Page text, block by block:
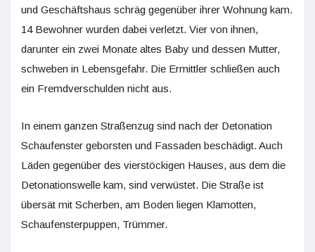
und Geschäftshaus schräg gegenüber ihrer Wohnung kam.
14 Bewohner wurden dabei verletzt. Vier von ihnen,
darunter ein zwei Monate altes Baby und dessen Mutter,
schweben in Lebensgefahr. Die Ermittler schließen auch
ein Fremdverschulden nicht aus.
In einem ganzen Straßenzug sind nach der Detonation
Schaufenster geborsten und Fassaden beschädigt. Auch
Läden gegenüber des vierstöckigen Hauses, aus dem die
Detonationswelle kam, sind verwüstet. Die Straße ist
übersät mit Scherben, am Boden liegen Klamotten,
Schaufensterpuppen, Trümmer.